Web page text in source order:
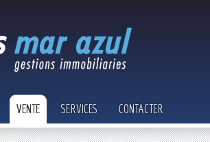
VENTE SERVICES CONTACTER